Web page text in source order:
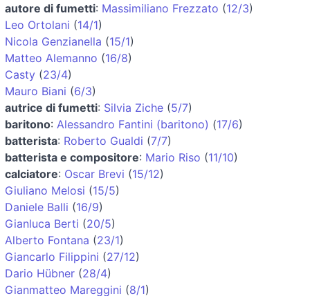
autore di fumetti: Massimiliano Frezzato (12/3)
Leo Ortolani (14/1)
Nicola Genzianella (15/1)
Matteo Alemanno (16/8)
Casty (23/4)
Mauro Biani (6/3)
autrice di fumetti: Silvia Ziche (5/7)
baritono: Alessandro Fantini (baritono) (17/6)
batterista: Roberto Gualdi (7/7)
batterista e compositore: Mario Riso (11/10)
calciatore: Oscar Brevi (15/12)
Giuliano Melosi (15/5)
Daniele Balli (16/9)
Gianluca Berti (20/5)
Alberto Fontana (23/1)
Giancarlo Filippini (27/12)
Dario Hübner (28/4)
Gianmatteo Mareggini (8/1)